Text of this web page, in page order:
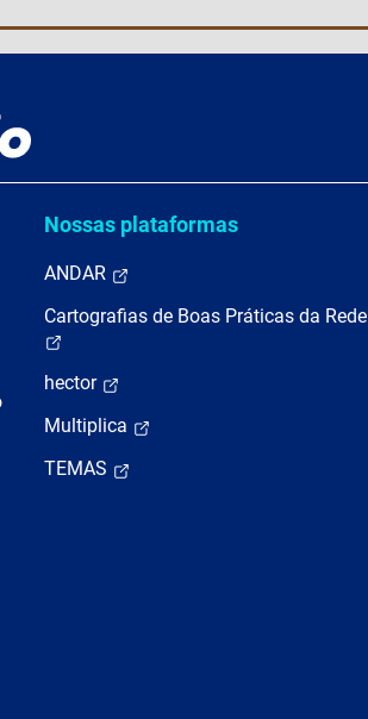
Nossas plataformas
ANDAR
Cartografias de Boas Práticas da Rede
hector
Multiplica
TEMAS